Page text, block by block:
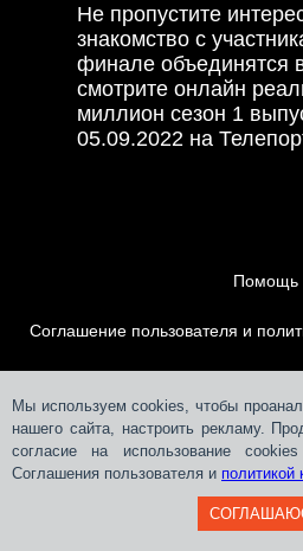
Мы используем cookies, чтобы
нашего сайта, настроить рекламу.
согласие на использование
Соглашения пользователя и политикой
Не пропустите
знакомство с
финале объединятся
смотрите онлайн
миллион сезон 1
05.09.2022 на
Помощь
Соглашение пользователя и
Размещение
Teleportal © 2018-2026СЛМ